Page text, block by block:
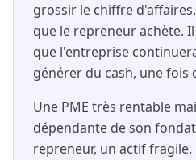
grossir le chiffre
que le repreneur achète.
que l'entreprise
générer du cash, une fois
Une PME très rentable
dépendante de son
repreneur, un actif fragile.